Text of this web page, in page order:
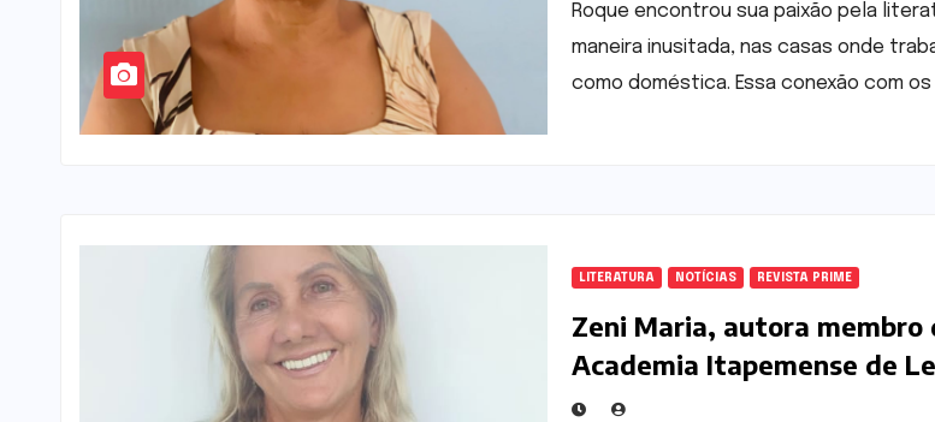
Roque encontrou sua paixão pela
maneira inusitada, nas casas onde
como doméstica. Essa conexão com os
LITERATURA NOTÍCIAS REVISTA PRIME
Zeni Maria, autora membro
Academia Itapemense de
fala sobre a publicação de